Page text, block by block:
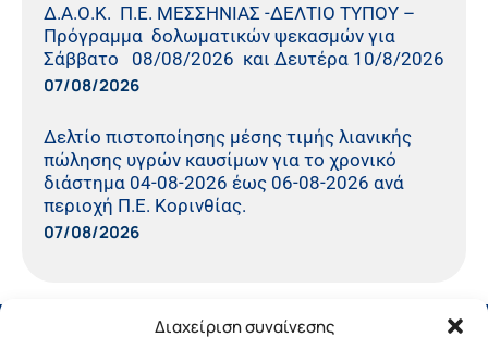
Διαχείριση συναίνεσης
Δ.Α.Ο.Κ. Π.Ε. ΜΕΣΣΗΝΙΑΣ -ΔΕΛΤΙΟ ΤΥΠΟΥ –
Πρόγραμμα δολωματικών ψεκασμών για
Σάββατο 08/08/2026 και Δευτέρα 10/8/2026
07/08/2026
Δελτίο πιστοποίησης μέσης τιμής λιανικής
πώλησης υγρών καυσίμων για το χρονικό
διάστημα 04-08-2026 έως 06-08-2026 ανά
περιοχή Π.Ε. Κορινθίας.
07/08/2026